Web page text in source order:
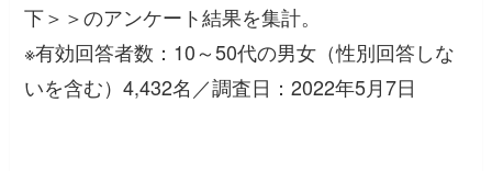
下＞＞のアンケート結果を集計。
※有効回答者数：10～50代の男女（性別回答しな
いを含む）4,432名／調査日：2022年5月7日